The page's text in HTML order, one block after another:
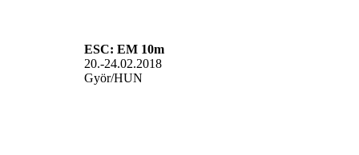
ESC: EM 10m
20.-24.02.2018
Györ/HUN